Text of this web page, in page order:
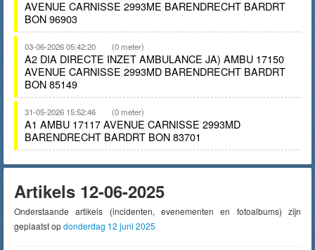
AVENUE CARNISSE 2993ME BARENDRECHT BARDRT
BON 96903
03-06-2026 05:42:20 (0 meter)
A2 DIA DIRECTE INZET AMBULANCE JA) AMBU 17150
AVENUE CARNISSE 2993MD BARENDRECHT BARDRT
BON 85149
31-05-2026 15:52:46 (0 meter)
A1 AMBU 17117 AVENUE CARNISSE 2993MD
BARENDRECHT BARDRT BON 83701
Artikels 12-06-2025
Onderstaande artikels (incidenten, evenementen en fotoalbums) zijn
geplaatst opdonderdag 12 juni 2025